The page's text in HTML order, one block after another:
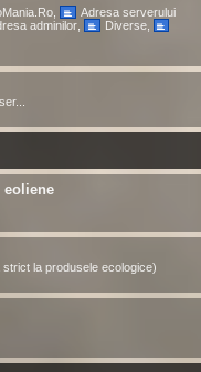
,
Adresa serverului
adminilor, Diverse,
eoliene
la produsele ecologice)